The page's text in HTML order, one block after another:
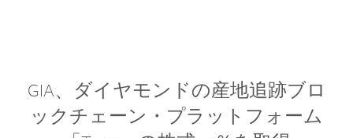
GIA、ダイヤモンドの産地追跡ブロ
ックチェーン・プラットフォーム